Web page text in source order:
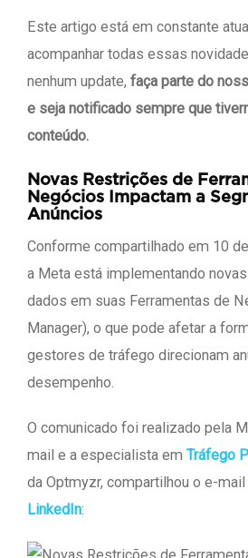
Este artigo está em constante
acompanhar todas essas
nenhum update, faça parte do
e seja notificado sempre que
conteúdo.
Novas Restrições de
Negócios Impactam a
Anúncios
Conforme compartilhado em 10
a Meta está implementando
dados em suas Ferramentas de
Manager), o que pode afetar a
gestores de tráfego direcionam
desempenho.
O comunicado foi realizado pela
mail e a especialista em Tráfego
da Optmyzr, compartilhou o e-
LinkedIn: